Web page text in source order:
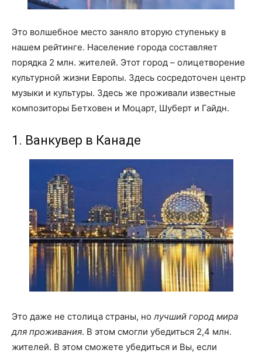
Это волшебное место заняло вторую ступеньку в
нашем рейтинге. Население города составляет
порядка 2 млн. жителей. Этот город – олицетворение
культурной жизни Европы. Здесь сосредоточен центр
музыки и культуры. Здесь же проживали известные
композиторы Бетховен и Моцарт, Шуберт и Гайдн.
1. Ванкувер в Канаде
Это даже не столица страны, но лучший город мира
для проживания. В этом смогли убедиться 2,4 млн.
жителей. В этом сможете убедиться и Вы, если